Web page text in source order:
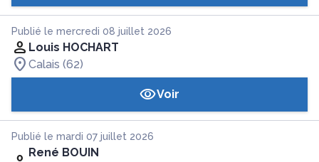
Publié le mercredi 08 juillet 2026
Louis HOCHART
Calais (62)
Voir
Publié le mardi 07 juillet 2026
René BOUIN